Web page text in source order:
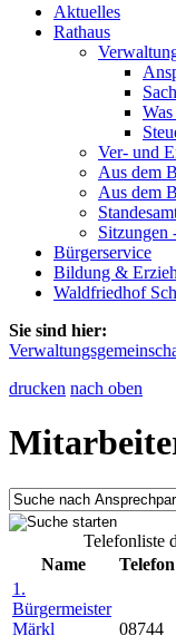
Aktuelles
Rathaus
Ver- und
Aus dem
Aus dem
Sitzungen
Bürgerservice
Bildung &
Waldfriedhof
Sie sind hier:
drucken nach oben
Telefonliste
Name
Telefon
1.
Bürgermeister
Märkl
08744